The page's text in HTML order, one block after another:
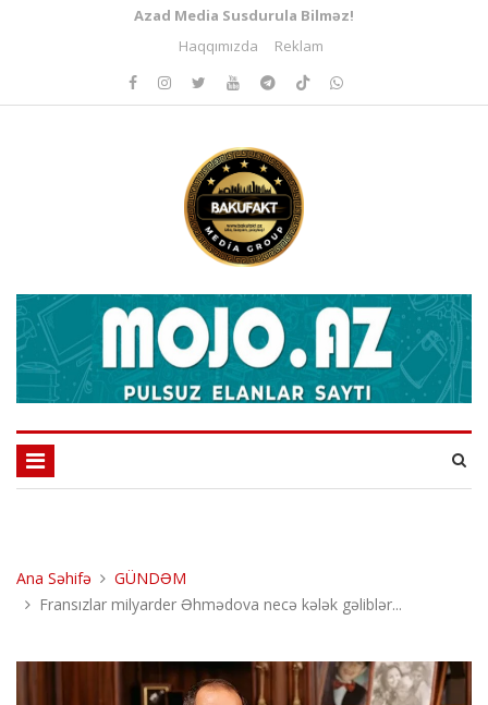
Azad Media Susdurula Bilməz!
Haqqımızda
Reklam
Ana Səhifə
GÜNDƏM
Fransızlar milyarder Əhmədova necə kələk gəliblər...